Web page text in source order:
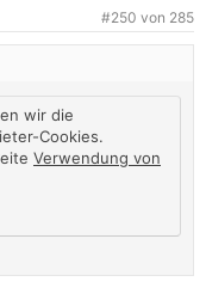
#250 von 285
wir die
Cookies.
Verwendung von